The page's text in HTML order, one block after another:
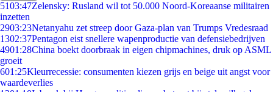
5103:47Zelensky: Rusland wil tot 50.000 Noord-Koreaanse militairen
inzetten
2903:23Netanyahu zet streep door Gaza-plan van Trumps Vredesraad
1302:37Pentagon eist snellere wapenproductie van defensiebedrijven
4901:28China boekt doorbraak in eigen chipmachines, druk op ASML
groeit
601:25Kleurrecessie: consumenten kiezen grijs en beige uit angst voor
waardeverlies